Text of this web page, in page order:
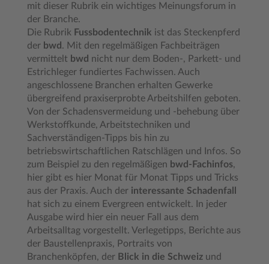
mit dieser Rubrik ein wichtiges Meinungsforum in
der Branche.
Die Rubrik Fussbodentechnik ist das Steckenpferd
der bwd . Mit den regelmäßigen Fachbeiträgen
vermittelt bwd nicht nur dem Boden-, Parkett- und
Estrichleger fundiertes Fachwissen. Auch
angeschlossene Branchen erhalten Gewerke
übergreifend praxiserprobte Arbeitshilfen geboten.
Von der Schadensvermeidung und -behebung über
Werkstoffkunde, Arbeitstechniken und
Sachverständigen-Tipps bis hin zu
betriebswirtschaftlichen Ratschlägen und Infos. So
zum Beispiel zu den regelmäßigen bwd-Fachinfos,
hier gibt es hier Monat für Monat Tipps und Tricks
aus der Praxis. Auch der interessante Schadenfall
hat sich zu einem Evergreen entwickelt. In jeder
Ausgabe wird hier ein neuer Fall aus dem
Arbeitsalltag vorgestellt. Verlegetipps, Berichte aus
der Baustellenpraxis, Portraits von
Branchenköpfen, der Blick in die Schweiz und